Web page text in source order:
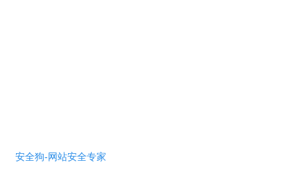
安全狗-网站安全专家